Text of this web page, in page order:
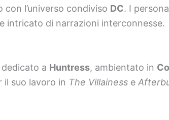
l’universo condiviso DC. I
intricato di narrazioni interconnesse.
a Huntress, ambientato in
il suo lavoro in The Villainess e